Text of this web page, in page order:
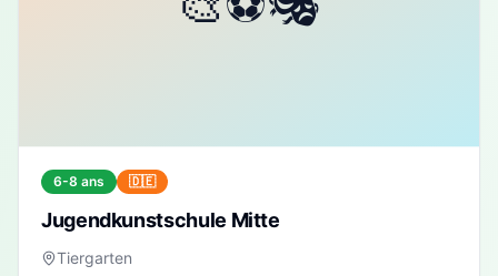
6-8 ans 🇩🇪
Jugendkunstschule Mitte
Tiergarten